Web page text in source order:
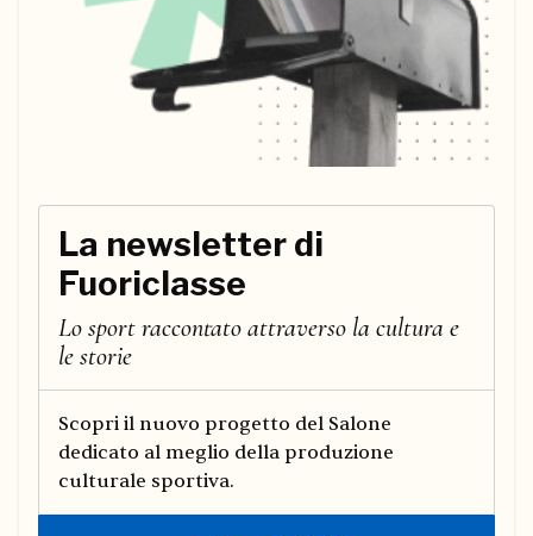
La newsletter di
Fuoriclasse
Lo sport raccontato attraverso la cultura e
le storie
Scopri il nuovo progetto del Salone
dedicato al meglio della produzione
culturale sportiva.